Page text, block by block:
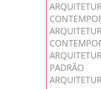
PADRÃO